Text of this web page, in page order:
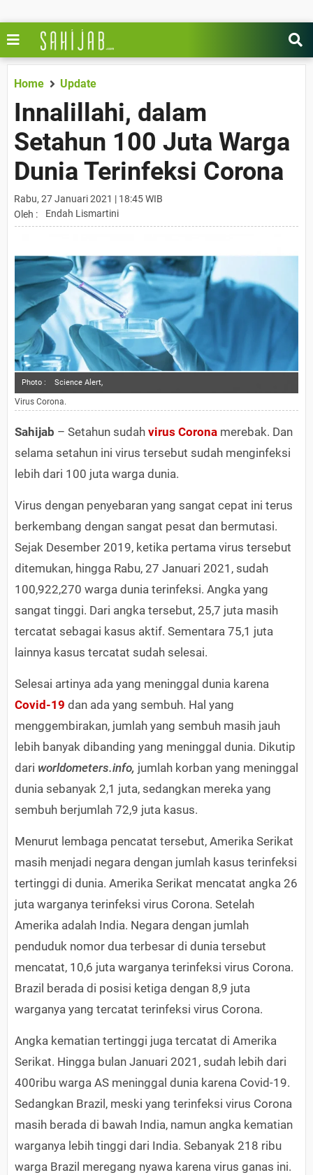
Home Update
Innalillahi, dalam
Setahun 100 Juta Warga
Dunia Terinfeksi Corona
Rabu, 27 Januari 2021 | 18:45 WIB
Oleh :
Endah Lismartini
Photo : Science Alert,
Virus Corona.
Sahijab – Setahun sudah virus Corona merebak. Dan
selama setahun ini virus tersebut sudah menginfeksi
lebih dari 100 juta warga dunia.
Virus dengan penyebaran yang sangat cepat ini terus
berkembang dengan sangat pesat dan bermutasi.
Sejak Desember 2019, ketika pertama virus tersebut
ditemukan, hingga Rabu, 27 Januari 2021, sudah
100,922,270 warga dunia terinfeksi. Angka yang
sangat tinggi. Dari angka tersebut, 25,7 juta masih
tercatat sebagai kasus aktif. Sementara 75,1 juta
lainnya kasus tercatat sudah selesai.
Selesai artinya ada yang meninggal dunia karena
Covid-19 dan ada yang sembuh. Hal yang
menggembirakan, jumlah yang sembuh masih jauh
lebih banyak dibanding yang meninggal dunia. Dikutip
dari worldometers.info, jumlah korban yang meninggal
dunia sebanyak 2,1 juta, sedangkan mereka yang
sembuh berjumlah 72,9 juta kasus.
Menurut lembaga pencatat tersebut, Amerika Serikat
masih menjadi negara dengan jumlah kasus terinfeksi
tertinggi di dunia. Amerika Serikat mencatat angka 26
juta warganya terinfeksi virus Corona. Setelah
Amerika adalah India. Negara dengan jumlah
penduduk nomor dua terbesar di dunia tersebut
mencatat, 10,6 juta warganya terinfeksi virus Corona.
Brazil berada di posisi ketiga dengan 8,9 juta
warganya yang tercatat terinfeksi virus Corona.
Angka kematian tertinggi juga tercatat di Amerika
Serikat. Hingga bulan Januari 2021, sudah lebih dari
400ribu warga AS meninggal dunia karena Covid-19.
Sedangkan Brazil, meski yang terinfeksi virus Corona
masih berada di bawah India, namun angka kematian
warganya lebih tinggi dari India. Sebanyak 218 ribu
warga Brazil meregang nyawa karena virus ganas ini.